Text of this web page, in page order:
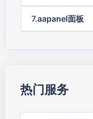
aapanel面板
热门服务